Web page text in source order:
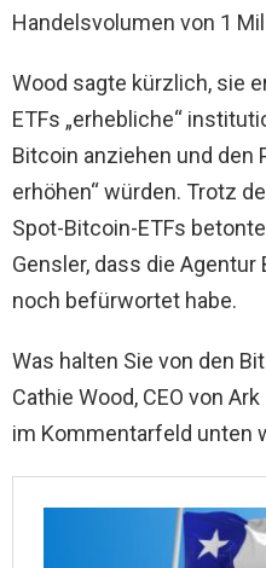
Handelsvolumen von 1
Wood sagte kürzlich, sie
ETFs „erhebliche“
Bitcoin anziehen und den
erhöhen“ würden. Trotz
Spot-Bitcoin-ETFs
Gensler, dass die
noch befürwortet habe.
Was halten Sie von den
Cathie Wood, CEO von
im Kommentarfeld unten